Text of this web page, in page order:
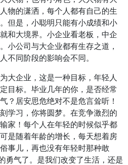
物的潇洒，每个人都有自己的生
但是，小聪明只能有小成绩和小
和大境界。小企业看老板，中企
小公司与大企业都有生存之道，
不同阶段的影响会不同。
企业，这是一种目标，年轻人
目标。毕业几年的你，是否经常
？居安思危绝对不是危言耸听！
学习，你将圆梦。在竞争激烈的
家！每个人在年轻的时候似乎都
是随着年龄的增长，每天想着房
事儿，再也没有年轻时那种敢
勇气了。是我们改变了生活，还是